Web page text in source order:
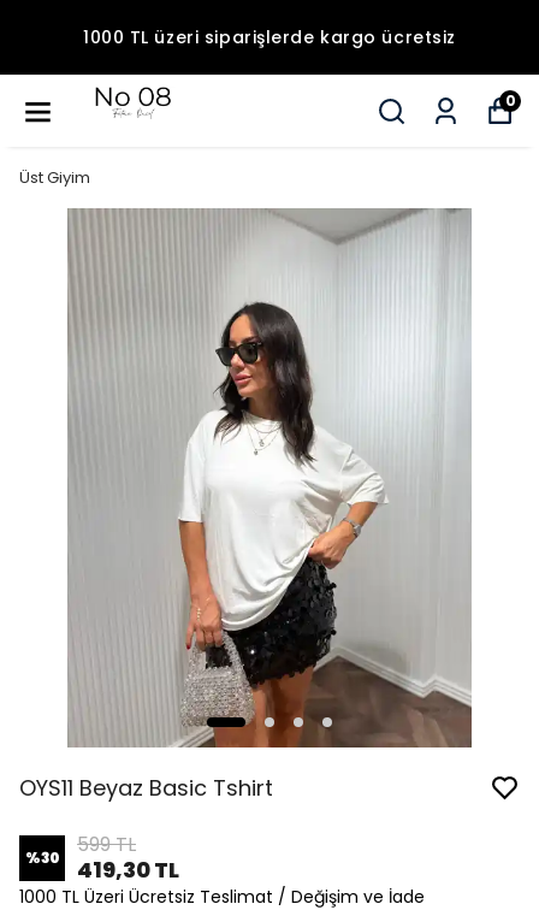
1000 TL üzeri siparişlerde kargo ücretsiz
0
Üst Giyim
OYS11 Beyaz Basic Tshirt
%30 599 TL
419,30 TL
1000 TL Üzeri Ücretsiz Teslimat / Değişim ve İade